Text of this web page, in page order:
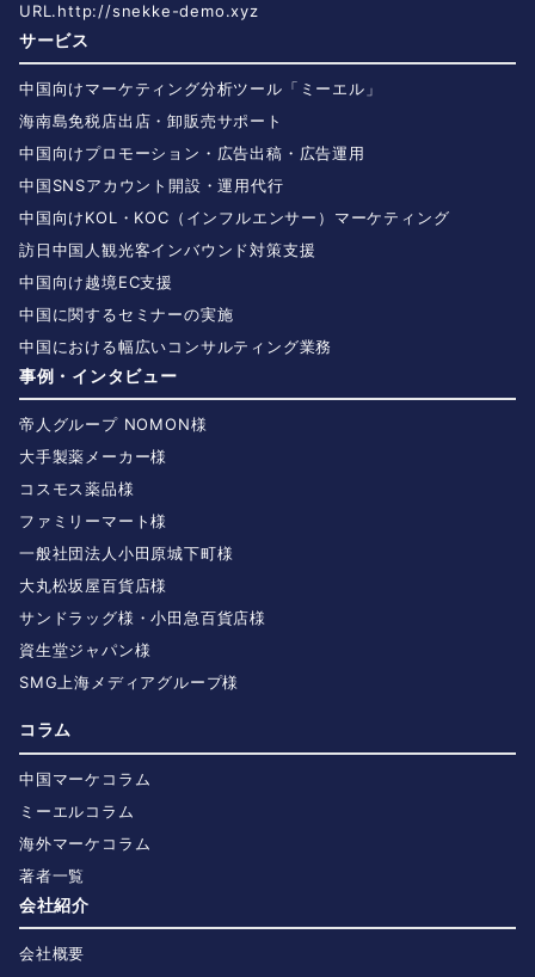
URL.http://snekke-demo.xyz
サービス
中国向けマーケティング分析ツール「ミーエル」
海南島免税店出店・卸販売サポート
中国向けプロモーション・広告出稿・広告運用
中国SNSアカウント開設・運用代行
中国向けKOL・KOC（インフルエンサー）マーケティング
訪日中国人観光客インバウンド対策支援
中国向け越境EC支援
中国に関するセミナーの実施
中国における幅広いコンサルティング業務
事例・インタビュー
帝人グループ NOMON様
大手製薬メーカー様
コスモス薬品様
ファミリーマート様
一般社団法人小田原城下町様
大丸松坂屋百貨店様
サンドラッグ様・小田急百貨店様
資生堂ジャパン様
SMG上海メディアグループ様
コラム
中国マーケコラム
ミーエルコラム
海外マーケコラム
著者一覧
会社紹介
会社概要